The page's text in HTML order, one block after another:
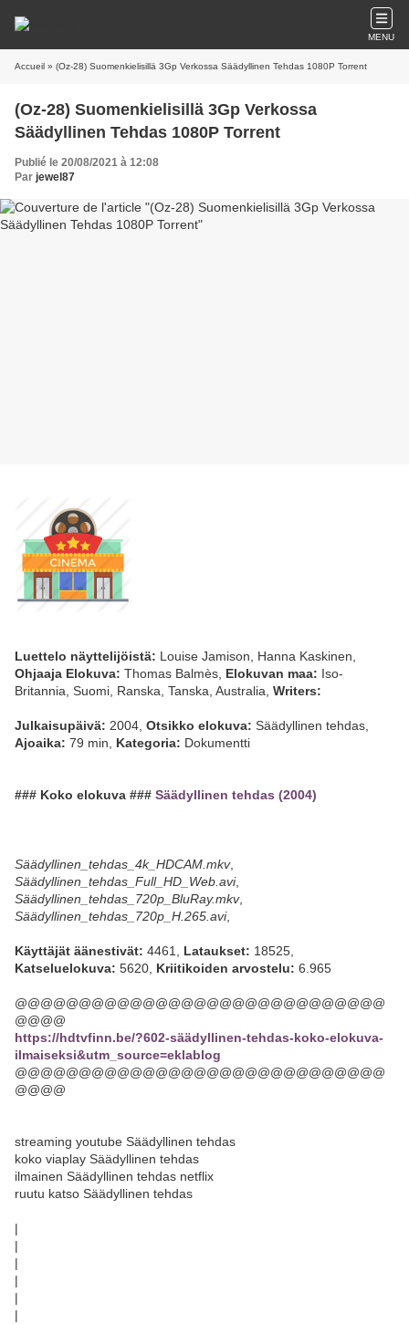
MENU
Accueil » (Oz-28) Suomenkielisillä 3Gp Verkossa Säädyllinen Tehdas 1080P Torrent
(Oz-28) Suomenkielisillä 3Gp Verkossa
Säädyllinen Tehdas 1080P Torrent
Publié le 20/08/2021 à 12:08
Par jewel87
Luettelo näyttelijöistä: Louise Jamison, Hanna Kaskinen,
Ohjaaja Elokuva: Thomas Balmès, Elokuvan maa: Iso-
Britannia, Suomi, Ranska, Tanska, Australia, Writers:
Julkaisupäivä: 2004, Otsikko elokuva: Säädyllinen tehdas,
Ajoaika: 79 min, Kategoria: Dokumentti
### Koko elokuva ### Säädyllinen tehdas (2004)
Säädyllinen_tehdas_4k_HDCAM.mkv,
Säädyllinen_tehdas_Full_HD_Web.avi,
Säädyllinen_tehdas_720p_BluRay.mkv,
Säädyllinen_tehdas_720p_H.265.avi,
Käyttäjät äänestivät: 4461, Lataukset: 18525,
Katseluelokuva: 5620, Kriitikoiden arvostelu: 6.965
@@@@@@@@@@@@@@@@@@@@@@@@@@@@@
@@@@
https://hdtvfinn.be/?602-säädyllinen-tehdas-koko-elokuva-
ilmaiseksi&utm_source=eklablog
@@@@@@@@@@@@@@@@@@@@@@@@@@@@@
@@@@
streaming youtube Säädyllinen tehdas
koko viaplay Säädyllinen tehdas
ilmainen Säädyllinen tehdas netflix
ruutu katso Säädyllinen tehdas
|
|
|
|
|
|